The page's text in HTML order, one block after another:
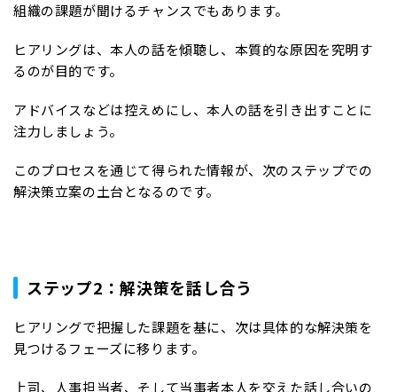
組織の課題が聞けるチャンスでもあります。
ヒアリングは、本人の話を傾聴し、本質的な原因を究明す
るのが目的です。
アドバイスなどは控えめにし、本人の話を引き出すことに
注力しましょう。
このプロセスを通じて得られた情報が、次のステップでの
解決策立案の土台となるのです。
ステップ2：解決策を話し合う
ヒアリングで把握した課題を基に、次は具体的な解決策を
見つけるフェーズに移ります。
上司、人事担当者、そして当事者本人を交えた話し合いの